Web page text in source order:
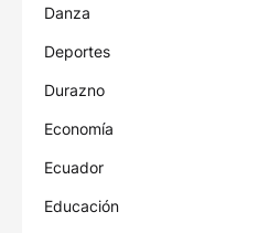
Danza
Deportes
Durazno
Economía
Ecuador
Educación